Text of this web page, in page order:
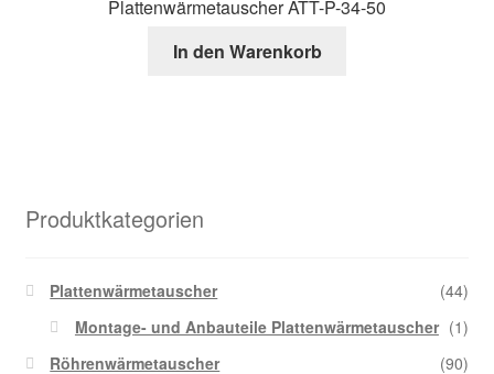
Plattenwärmetauscher ATT-P-34-50
In den Warenkorb
Produktkategorien
Plattenwärmetauscher
(44)
Montage- und Anbauteile Plattenwärmetauscher (1)
Röhrenwärmetauscher
(90)